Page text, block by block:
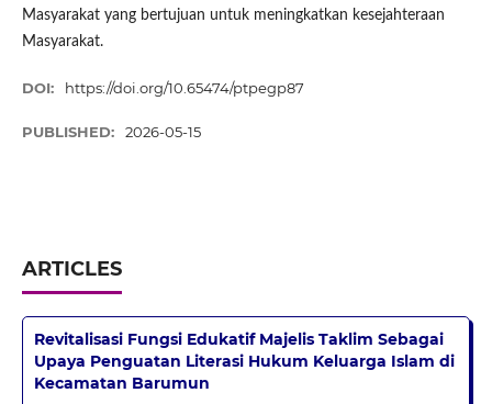
Masyarakat yang bertujuan untuk meningkatkan kesejahteraan
Masyarakat.
DOI: https://doi.org/10.65474/ptpegp87
PUBLISHED: 2026-05-15
ARTICLES
Revitalisasi Fungsi Edukatif Majelis Taklim Sebagai
Upaya Penguatan Literasi Hukum Keluarga Islam di
Kecamatan Barumun